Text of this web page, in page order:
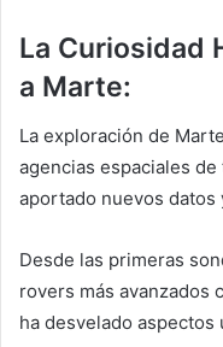
La Curiosidad
a Marte:
La exploración de
agencias espaciales
aportado nuevos datos
Desde las primeras
rovers más avanzados
ha desvelado aspectos